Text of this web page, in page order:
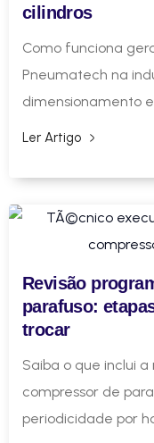
cilindros
Como funciona
Pneumatech na
dimensionamento
Ler Artigo
Revisão
parafuso:
trocar
Saiba o que inclui
compressor de
periodicidade por